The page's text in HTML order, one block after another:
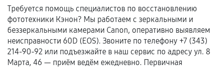
техническим характеристикам.
Документы для подтверждения
гарантии
Требуется помощь специалистов по восстановлению
фототехники Кэнон? Мы работаем с зеркальными и
беззеркальными камерами Canon, оперативно выявляем
неисправности 60D (EOS). Звоните по телефону +7 (343)
214-90-92 или подъезжайте в наш сервис по адресу ул. 8
Марта, 46 — приём ведём ежедневно. Первичная